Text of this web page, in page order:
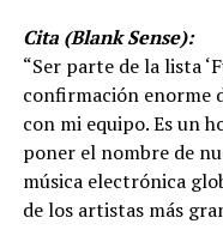
Cita (Blank Sense):
“Ser parte de la lista
confirmación enorme
con mi equipo. Es un
poner el nombre de
música electrónica
de los artistas más